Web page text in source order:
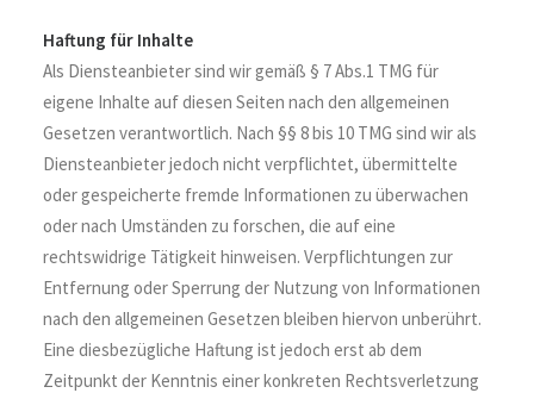
Haftung für Inhalte
Als Diensteanbieter sind wir gemäß § 7 Abs.1 TMG für
eigene Inhalte auf diesen Seiten nach den allgemeinen
Gesetzen verantwortlich. Nach §§ 8 bis 10 TMG sind wir als
Diensteanbieter jedoch nicht verpflichtet, übermittelte
oder gespeicherte fremde Informationen zu überwachen
oder nach Umständen zu forschen, die auf eine
rechtswidrige Tätigkeit hinweisen. Verpflichtungen zur
Entfernung oder Sperrung der Nutzung von Informationen
nach den allgemeinen Gesetzen bleiben hiervon unberührt.
Eine diesbezügliche Haftung ist jedoch erst ab dem
Zeitpunkt der Kenntnis einer konkreten Rechtsverletzung